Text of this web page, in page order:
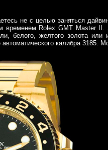
не с целью заняться
Rolex GMT Master II.
белого, желтого золота
калибра 3185.